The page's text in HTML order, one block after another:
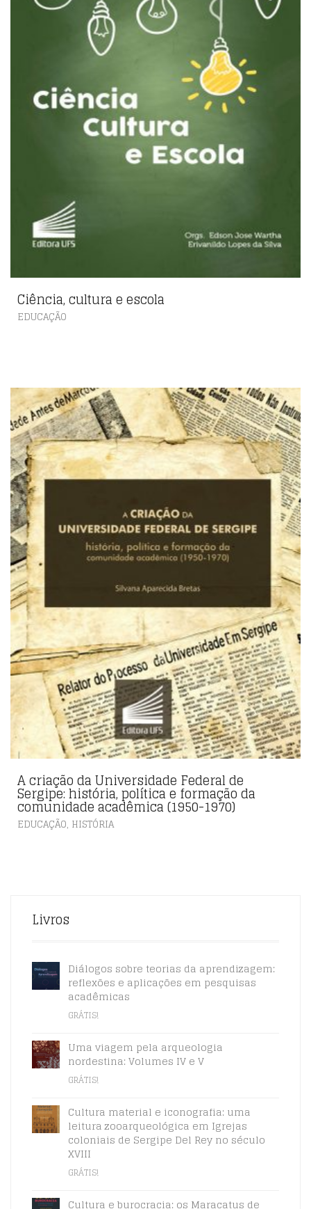
Ciência, cultura e escola
EDUCAÇÃO
A criação da Universidade Federal de
Sergipe: história, política e formação da
comunidade acadêmica (1950-1970)
EDUCAÇÃO, HISTÓRIA
Livros
Diálogos sobre teorias da aprendizagem:
reflexões e aplicações em pesquisas
acadêmicas
GRÁTIS!
Uma viagem pela arqueologia
nordestina: Volumes IV e V
GRÁTIS!
Cultura material e iconografia: uma
leitura zooarqueológica em Igrejas
coloniais de Sergipe Del Rey no século
XVIII
GRÁTIS!
Cultura e burocracia: os Maracatus de